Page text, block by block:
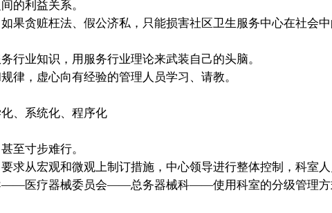
的利益关系。
果贪赃枉法、假公济私，只能损害社区卫生服务中心在社会中
业知识，用服务行业理论来武装自己的头脑。
律，虚心向有经验的管理人员学习、请教。
、系统化、程序化
至寸步难行。
求从宏观和微观上制订措施，中心领导进行整体控制，科室人
――医疗器械委员会――总务器械科――使用科室的分级管理方